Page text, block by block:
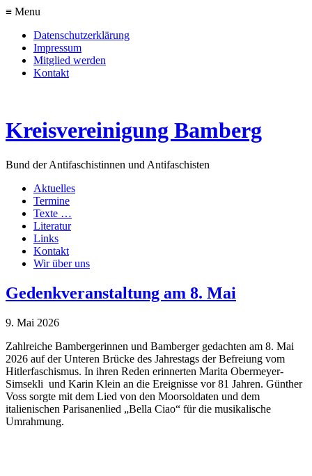
≡ Menu
Datenschutzerklärung
Impressum
Mitglied werden
Kontakt
Kreisvereinigung Bamberg
Bund der Antifaschistinnen und Antifaschisten
Aktuelles
Termine
Texte …
Literatur
Links
Kontakt
Wir über uns
Gedenkveranstaltung am 8. Mai
9. Mai 2026
Zahlreiche Bambergerinnen und Bamberger gedachten am 8. Mai
2026 auf der Unteren Brücke des Jahrestags der Befreiung vom
Hitlerfaschismus. In ihren Reden erinnerten Marita Obermeyer-
Simsekli und Karin Klein an die Ereignisse vor 81 Jahren. Günther
Voss sorgte mit dem Lied von den Moorsoldaten und dem
italienischen Parisanenlied „Bella Ciao“ für die musikalische
Umrahmung.